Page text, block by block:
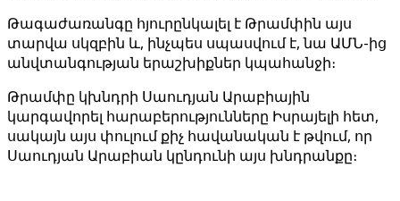
Թագաժառանգը հյուրընկալել է Թրամփին այս
տարվա սկզբին և, ինչպես սպասվում է, նա ԱՄՆ-ից
անվտանգության երաշխիքներ կպահանջի։
Թրամփը կխնդրի Սաուդյան Արաբիային
կարգավորել հարաբերությունները Իսրայելի հետ,
սակայն այս փուլում քիչ հավանական է թվում, որ
Սաուդյան Արաբիան կընդունի այս խնդրանքը։